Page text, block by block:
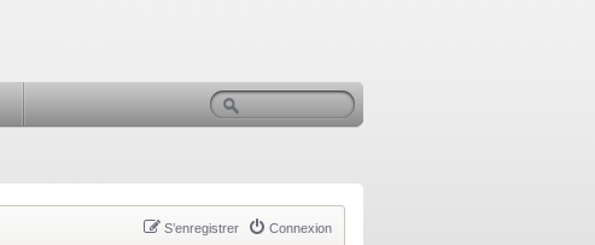
Connexion
S’enregistrer